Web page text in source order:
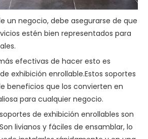
un negocio, debe asegurarse de que
estén bien representados para
efectivas de hacer esto es
exhibición enrollable.Estos soportes
beneficios que los convierten en
para cualquier negocio.
de exhibición enrollables son
livianos y fáciles de ensamblar, lo